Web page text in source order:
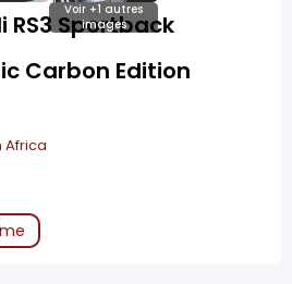
Voir +1 autres
images
RS3 Sportback
Carbon Edition
Africa